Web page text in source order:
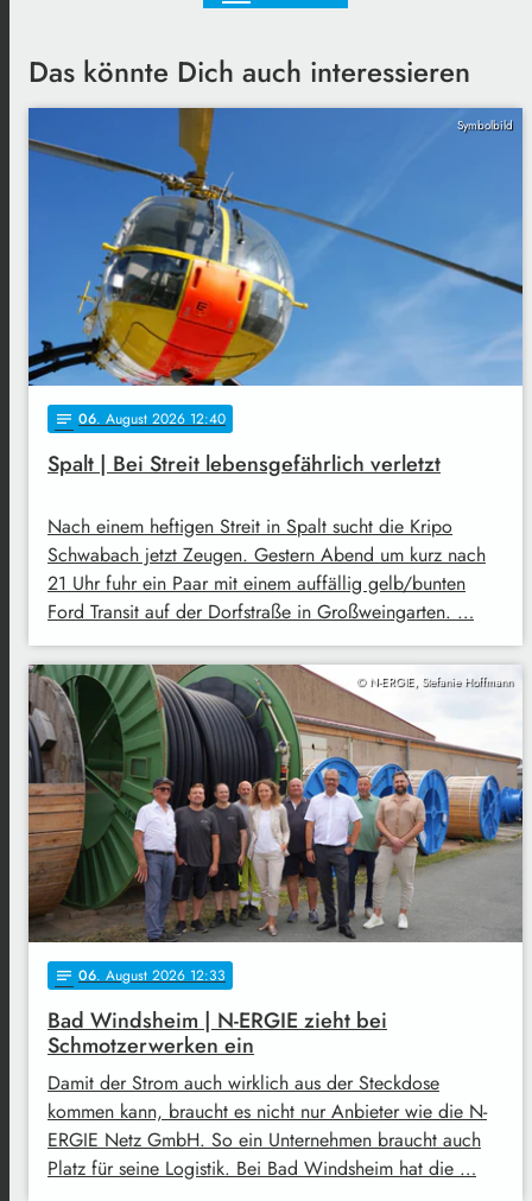
Das könnte Dich auch interessieren
Symbolbild
notes 06. August 2026 12:40
Spalt | Bei Streit lebensgefährlich verletzt
Nach einem heftigen Streit in Spalt sucht die Kripo
Schwabach jetzt Zeugen. Gestern Abend um kurz nach
21 Uhr fuhr ein Paar mit einem auffällig gelb/bunten
Ford Transit auf der Dorfstraße in Großweingarten. …
© N-ERGIE, Stefanie Hoffmann
notes 06. August 2026 12:33
Bad Windsheim | N-ERGIE zieht bei
Schmotzerwerken ein
Damit der Strom auch wirklich aus der Steckdose
kommen kann, braucht es nicht nur Anbieter wie die N-
ERGIE Netz GmbH. So ein Unternehmen braucht auch
Platz für seine Logistik. Bei Bad Windsheim hat die …